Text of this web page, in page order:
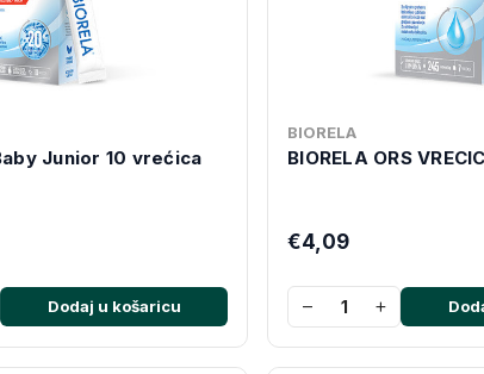
Junior 10 vrećica
Dodaj u košaricu
BIORELA
BIORELA ORS
€4,09
− +